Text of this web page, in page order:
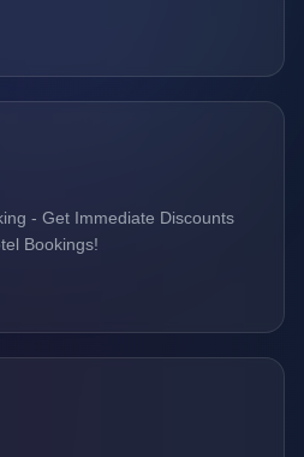
- Get Immediate Discounts
Bookings!